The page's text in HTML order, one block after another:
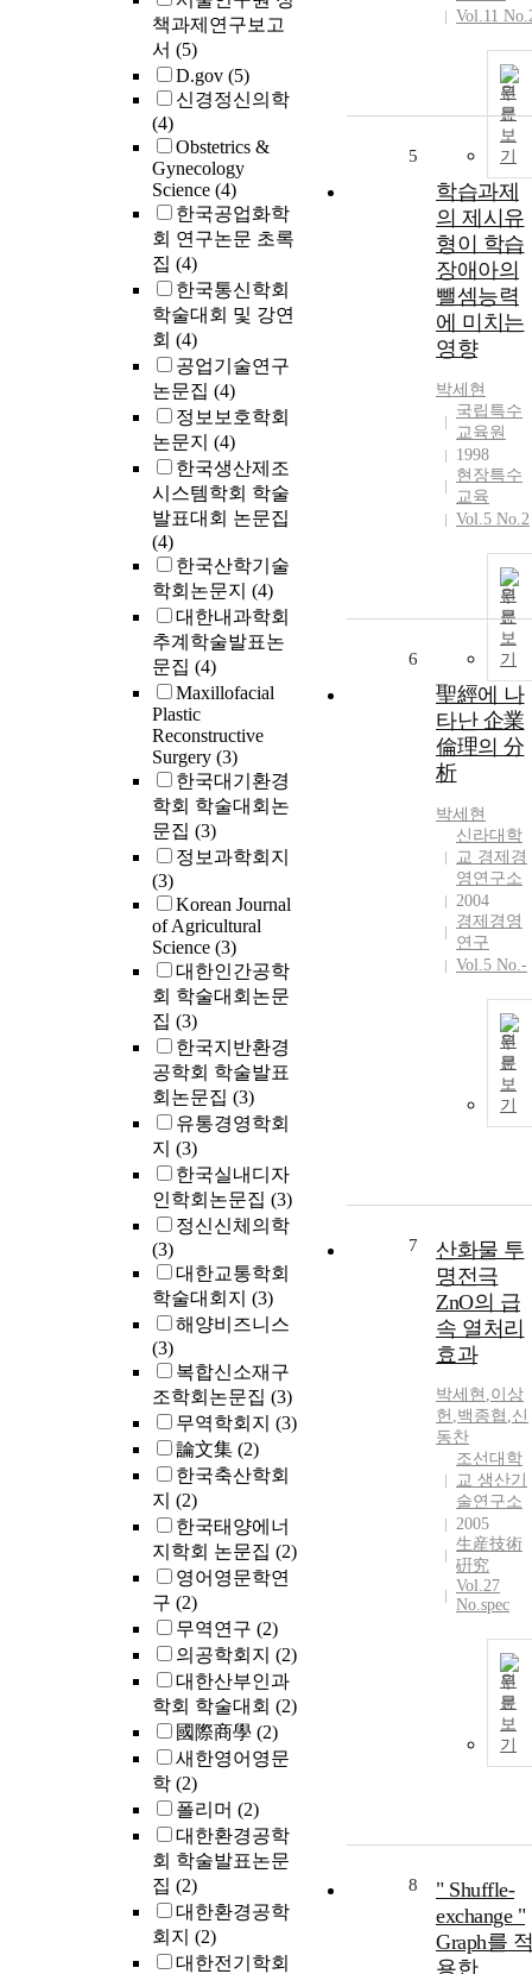
책과제연구보고
서 (5)
D.gov (5)
신경정신의학
(4)
Obstetrics &
Gynecology
Science (4)
한국공업화학
회 연구논문 초록
집 (4)
한국통신학회
학술대회 및 강연
회 (4)
공업기술연구
논문집 (4)
정보보호학회
논문지 (4)
한국생산제조
시스템학회 학술
발표대회 논문집
(4)
한국산학기술
학회논문지 (4)
대한내과학회
추계학술발표논
문집 (4)
Maxillofacial
Plastic
Reconstructive
Surgery (3)
한국대기환경
학회 학술대회논
문집 (3)
정보과학회지
(3)
Korean Journal
of Agricultural
Science (3)
대한인간공학
회 학술대회논문
집 (3)
한국지반환경
공학회 학술발표
회논문집 (3)
유통경영학회
지 (3)
한국실내디자
인학회논문집 (3)
정신신체의학
(3)
대한교통학회
학술대회지 (3)
해양비즈니스
(3)
복합신소재구
조학회논문집 (3)
무역학회지 (3)
論文集 (2)
한국축산학회
지 (2)
한국태양에너
지학회 논문집 (2)
영어영문학연
구 (2)
무역연구 (2)
의공학회지 (2)
대한산부인과
학회 학술대회 (2)
國際商學 (2)
새한영어영문
학 (2)
폴리머 (2)
대한환경공학
회 학술발표논문
집 (2)
대한환경공학
회지 (2)
대한전기학회
Vol.11
원
문
보
기
5
학습과제
의 제시유
형이 학습
장애아의
뺄셈능력
에 미치는
영향
박세현
국립특수
교육원
1998
현장특수
교육
Vol.5 No.2
원
문
보
기
6
聖經에 나
타난 企業
倫理의 分
析
박세현
신라대학
교 경제경
영연구소
2004
경제경영
연구
Vol.5 No.-
원
문
보
기
7
산화물 투
명전극
ZnO의 급
속 열처리
효과
박세현 ,이상
헌 ,백종협 ,신
동찬
조선대학
교 생산기
술연구소
2005
生産技術
硏究
Vol.27
No.spec
원
문
보
기
8
" Shuffle-
exchange "
Graph를 적
용한